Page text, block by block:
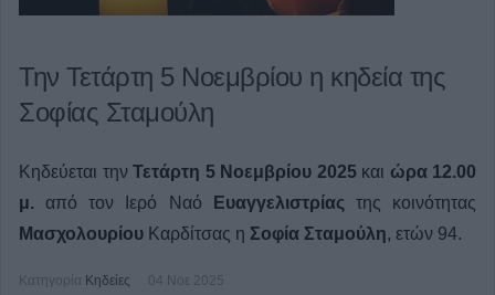
Την Τετάρτη 5 Νοεμβρίου η κηδεία της
Σοφίας Σταμούλη
Κηδεύεται την Τετάρτη 5 Νοεμβρίου 2025 και ώρα 12.00
μ. από τον Ιερό Ναό Ευαγγελιστρίας της κοινότητας
Μασχολουρίου Καρδίτσας η Σοφία Σταμούλη, ετών 94.
Κατηγορία Κηδείες 04 Νοε 2025